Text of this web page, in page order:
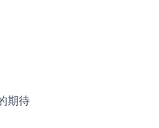
期待